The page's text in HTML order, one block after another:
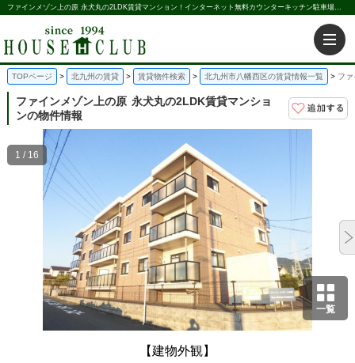
ファインメゾン上の原 永犬丸の2LDK賃貸マンション！インターネット無料カウンターキッチン駐車場１台無料駐車場2台可2LDK｜株式会社ハウス倶楽部
TOPページ 北九州の賃貸 賃貸物件検索 北九州市八幡西区の賃貸情報一覧 フ
ファインメゾン上の原 永犬丸の2LDK賃貸マンショ
ンの物件情報
一覧
【建物外観】
1 / 16